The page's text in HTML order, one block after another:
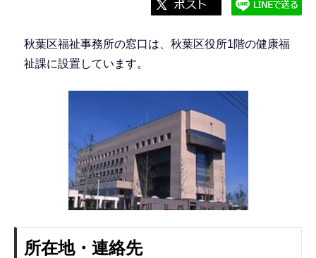
秋葉区福祉事務所の窓口は、秋葉区役所1階の健康福
祉課に設置しています。
所在地・連絡先